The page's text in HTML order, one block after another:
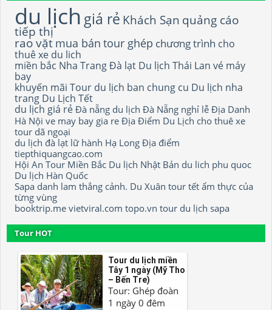
du lịch giá rẻ Khách Sạn quảng cáo
tiếp thị
rao vặt mua bán tour ghép chương trình cho
thuê xe du lich
miền bắc Nha TrangĐà lạt Du lịch Thái Lan vé máy
bay
khuyến mãi Tour du lịch ban chung cu Du lịch nha
trang Du Lịch Tết
du lịch giá rẻĐà nẵng du lịch Đà Nẵng nghỉ lễ Địa Danh
Hà Nội ve may bay gia re Địa Điểm Du Lịch cho thuê xe
tour dã ngoại
du lịch đà lạt lữ hành Hạ Long Địa điểm
tiepthiquangcao.com
Hội An Tour Miền Bắc Du lịch Nhật Bản du lich phu quoc
Du lịch Hàn Quốc
Sapa danh lam thắng cảnh. Du Xuân tour tết ẩm thực của
từng vùng
booktrip.me vietviral.com topo.vn tour du lịch sapa
Tour HOT
Tour du lịch miền
Tây 1 ngày (Mỹ Tho
– Bến Tre)
Tour: Ghép đoàn
1 ngày 0 đêm